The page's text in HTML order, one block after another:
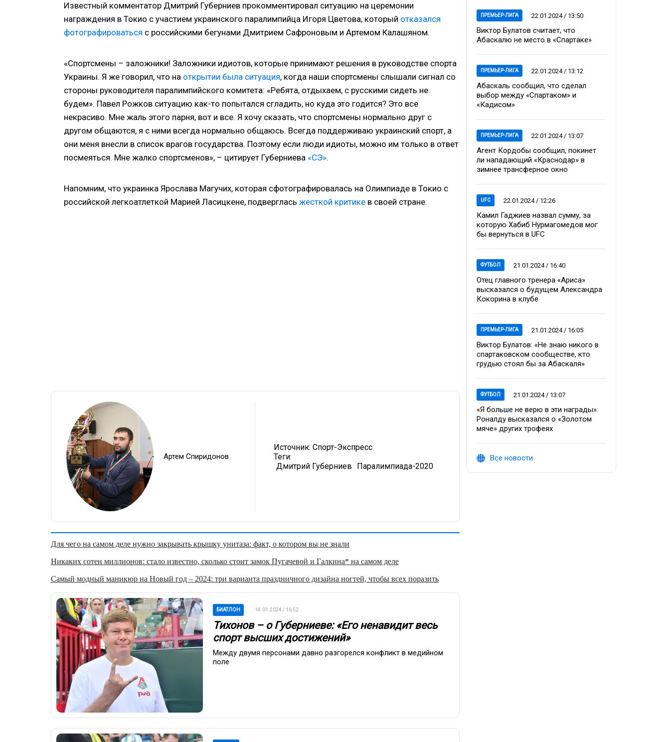
Известный комментатор Дмитрий Губерниев прокомментировал ситуацию на церемонии
награждения в Токио с участием украинского паралимпийца Игоря Цветова, который отказался
фотографироваться с российскими бегунами Дмитрием Сафроновым и Артемом Калашяном.
«Спортсмены – заложники! Заложники идиотов, которые принимают решения в руководстве спорта
Украины. Я же говорил, что на открытии была ситуация, когда наши спортсмены слышали сигнал со
стороны руководителя паралимпийского комитета: «Ребята, отдыхаем, с русскими сидеть не
будем». Павел Рожков ситуацию как-то попытался сгладить, но куда это годится? Это все
некрасиво. Мне жаль этого парня, вот и все. Я хочу сказать, что спортсмены нормально друг с
другом общаются, я с ними всегда нормально общаюсь. Всегда поддерживаю украинский спорт, а
они меня внесли в список врагов государства. Поэтому если люди идиоты, можно им только в ответ
посмеяться. Мне жалко спортсменов», – цитирует Губерниева «СЭ».
Напомним, что украинка Ярослава Магучих, которая сфотографировалась на Олимпиаде в Токио с
российской легкоатлеткой Марией Ласицкене, подверглась жесткой критике в своей стране.
Артем Спиридонов
Источник: Спорт-Экспресс
Теги:
Дмитрий Губерниев
Паралимпиада-2020
Для чего на самом деле нужно закрывать крышку унитаза: факт, о котором вы не знали
Никаких сотен миллионов: стало известно, сколько стоит замок Пугачевой и Галкина* на самом деле
Самый модный маникюр на Новый год – 2024: три варианта праздничного дизайна ногтей, чтобы всех поразить
БИАТЛОН 14.01.2024 / 16:52
Тихонов – о Губерниеве: «Его ненавидит весь
спорт высших достижений»
Между двумя персонами давно разгорелся конфликт в медийном
поле
ПРЕМЬЕР-ЛИГА 22.01.2024 / 13:50
Виктор Булатов считает, что
Абаскалю не место в «Спартаке»
ПРЕМЬЕР-ЛИГА 22.01.2024 / 13:12
Абаскаль сообщил, что сделал
выбор между «Спартаком» и
«Кадисом»
ПРЕМЬЕР-ЛИГА 22.01.2024 / 13:07
Агент Кордобы сообщил, покинет
ли нападающий «Краснодар» в
зимнее трансферное окно
UFC 22.01.2024 / 12:26
Камил Гаджиев назвал сумму, за
которую Хабиб Нурмагомедов мог
бы вернуться в UFC
ФУТБОЛ 21.01.2024 / 16:40
Отец главного тренера «Ариса»
высказался о будущем Александра
Кокорина в клубе
ПРЕМЬЕР-ЛИГА 21.01.2024 / 16:05
Виктор Булатов: «Не знаю никого в
спартаковском сообществе, кто
грудью стоял бы за Абаскаля»
ФУТБОЛ 21.01.2024 / 13:07
«Я больше не верю в эти награды»:
Роналду высказался о «Золотом
мяче» других трофеях
Все новости